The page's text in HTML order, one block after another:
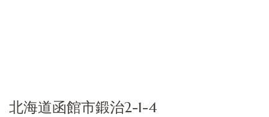
北海道函館市鍛治2-1-4